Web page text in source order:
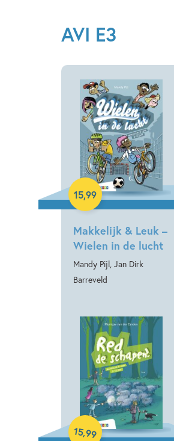
AVI E3
Makkelijk & Leuk –
Wielen in de lucht
Mandy Pijl, Jan Dirk
Barreveld
15,99
Hardcover
15,99
Hardcover